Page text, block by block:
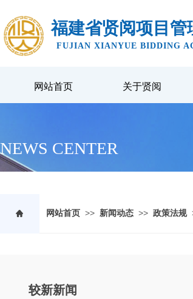
福建省贤阅项目管
FUJIAN XIANYUE BIDDING
网站首页 关于贤阅
NEWS CENTER
网站首页 >> 新闻动态 >> 政策法规
较新新闻